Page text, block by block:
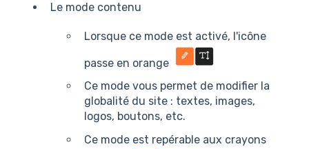
Le mode contenu
Lorsque ce mode est activé, l'icône
passe en orange
Ce mode vous permet de modifier la
globalité du site : textes, images,
logos, boutons, etc.
Ce mode est repérable aux crayons